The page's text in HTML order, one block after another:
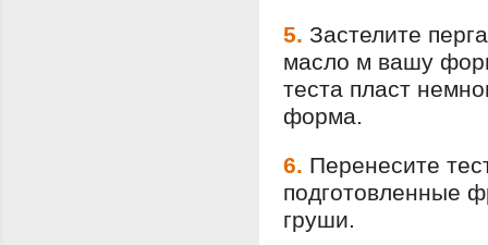
5. Застелите
масло м вашу
теста пласт
форма.
6. Перенесите
подготовленные
груши.